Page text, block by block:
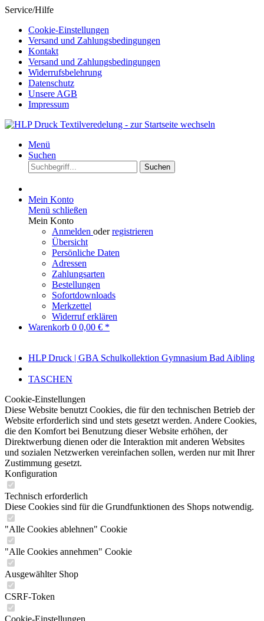
Service/Hilfe
Cookie-Einstellungen
Versand und Zahlungsbedingungen
Kontakt
Versand und Zahlungsbedingungen
Widerrufsbelehrung
Datenschutz
Unsere AGB
Impressum
Menü
Suchen
Suchen
Mein Konto
Menü schließen
Mein Konto
Anmelden oderregistrieren
Übersicht
Persönliche Daten
Adressen
Zahlungsarten
Bestellungen
Sofortdownloads
Merkzettel
Widerruf erklären
Warenkorb 0 0,00 € *
HLP Druck | GBA Schulkollektion Gymnasium Bad Aibling
TASCHEN
Cookie-Einstellungen
Diese Website benutzt Cookies, die für den technischen Betrieb der
Website erforderlich sind und stets gesetzt werden. Andere Cookies,
die den Komfort bei Benutzung dieser Website erhöhen, der
Direktwerbung dienen oder die Interaktion mit anderen Websites
und sozialen Netzwerken vereinfachen sollen, werden nur mit Ihrer
Zustimmung gesetzt.
Konfiguration
Technisch erforderlich
Diese Cookies sind für die Grundfunktionen des Shops notwendig.
"Alle Cookies ablehnen" Cookie
"Alle Cookies annehmen" Cookie
Ausgewählter Shop
CSRF-Token
Cookie-Einstellungen